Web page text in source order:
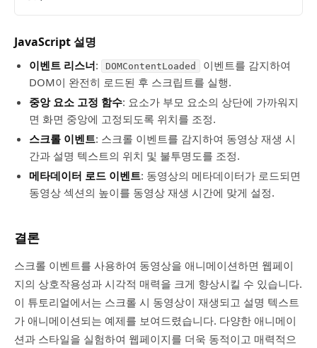
JavaScript 설명
이벤트 리스너: DOMContentLoaded
이벤트를 감지하여
DOM이 완전히 로드된 후 스크립트를 실행.
중앙 요소 고정 함수: 요소가 부모 요소의 상단에 가까워지
면 화면 중앙에 고정되도록 위치를 조정.
스크롤 이벤트: 스크롤 이벤트를 감지하여 동영상 재생 시
간과 설명 텍스트의 위치 및 불투명도를 조정.
메타데이터 로드 이벤트: 동영상의 메타데이터가 로드되면
동영상 섹션의 높이를 동영상 재생 시간에 맞게 설정.
결론
스크롤 이벤트를 사용하여 동영상을 애니메이션하면 웹페이
지의 상호작용성과 시각적 매력을 크게 향상시킬 수 있습니다.
이 튜토리얼에서는 스크롤 시 동영상이 재생되고 설명 텍스트
가 애니메이션되는 예제를 보여드렸습니다. 다양한 애니메이
션과 스타일을 실험하여 웹페이지를 더욱 동적이고 매력적으